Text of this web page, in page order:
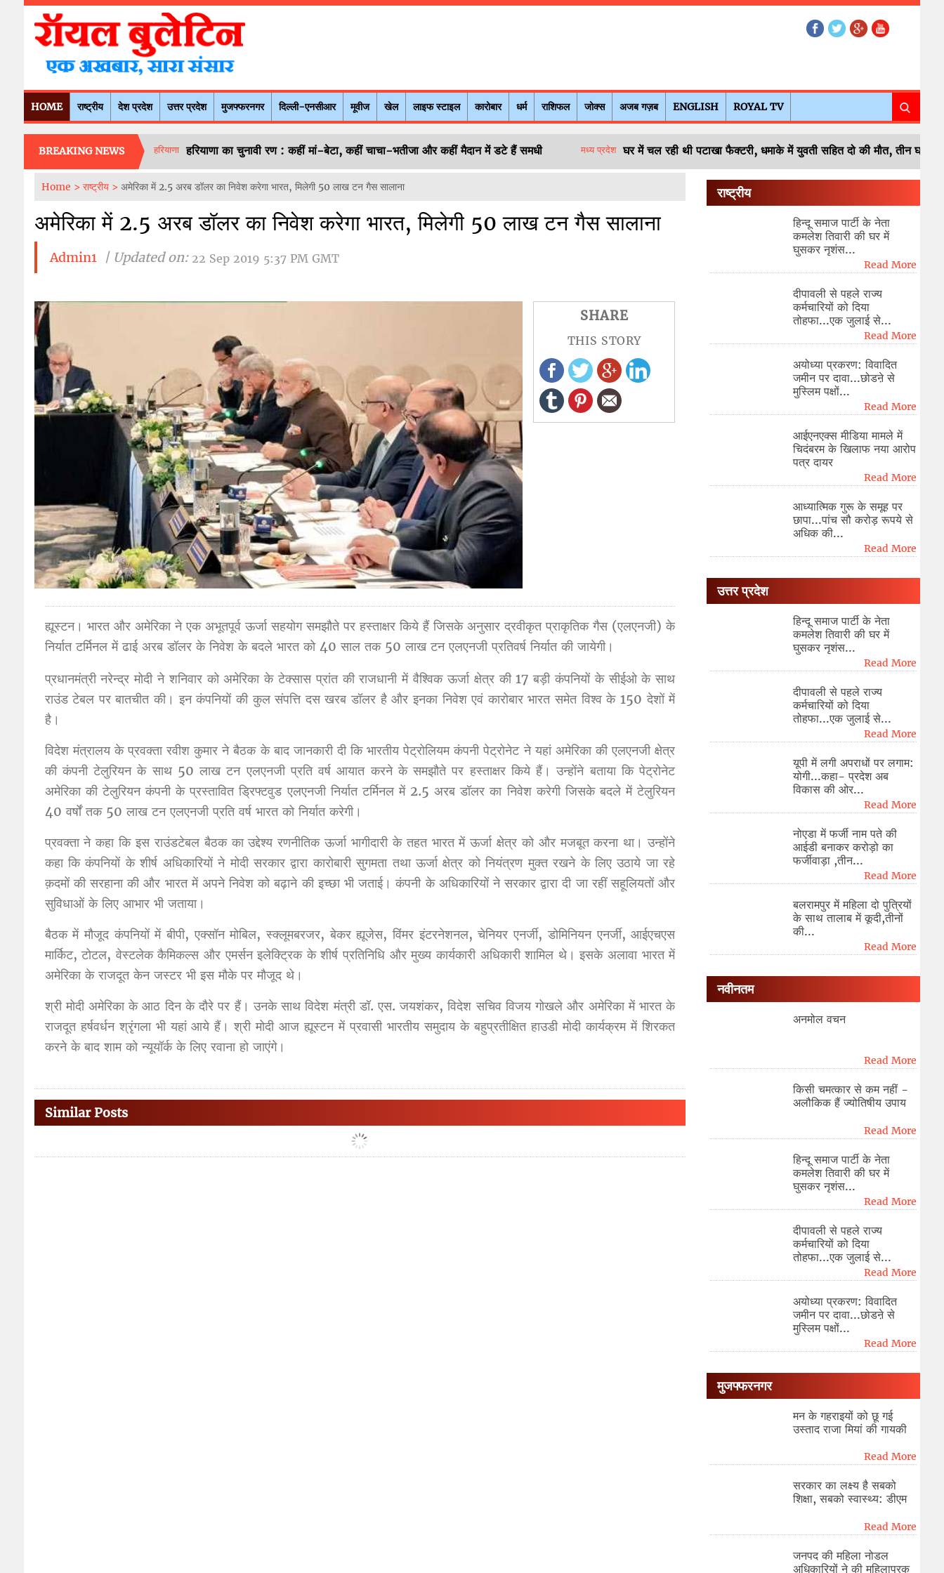
HOME राष्ट्रीय देश प्रदेश उत्तर प्रदेश मुजफ्फरनगर दिल्ली-एनसीआर मूवीज खेल लाइफ स्टाइल कारोबार धर्म राशिफल जोक्स अजब गज़ब ENGLISH ROYAL TV
BREAKING NEWS हरियाणा हरियाणा का चुनावी रण : कहीं मां-बेटा, कहीं चाचा-भतीजा और कहीं मैदान में डटे हैं समधी मध्य प्रदेश घर में चल रही थी पटाखा फैक्टरी, धमाके में युवती सहित दो की मौत, तीन घायल
Home > राष्ट्रीय > अमेरिका में 2.5 अरब डॉलर का निवेश करेगा भारत, मिलेगी 50 लाख टन गैस सालाना
अमेरिका में 2.5 अरब डॉलर का निवेश करेगा भारत, मिलेगी 50 लाख टन गैस सालाना
Admin1 | Updated on: 22 Sep 2019 5:37 PM GMT
SHARE
THIS STORY
ह्यूस्टन। भारत और अमेरिका ने एक अभूतपूर्व ऊर्जा सहयोग समझौते पर हस्ताक्षर किये हैं जिसके अनुसार द्रवीकृत प्राकृतिक गैस (एलएनजी) के
निर्यात टर्मिनल में ढाई अरब डॉलर के निवेश के बदले भारत को 40 साल तक 50 लाख टन एलएनजी प्रतिवर्ष निर्यात की जायेगी।
प्रधानमंत्री नरेन्द्र मोदी ने शनिवार को अमेरिका के टेक्सास प्रांत की राजधानी में वैश्विक ऊर्जा क्षेत्र की 17 बड़ी कंपनियों के सीईओ के साथ
राउंड टेबल पर बातचीत की। इन कंपनियों की कुल संपत्ति दस खरब डॉलर है और इनका निवेश एवं कारोबार भारत समेत विश्व के 150 देशों में
है।
विदेश मंत्रालय के प्रवक्ता रवीश कुमार ने बैठक के बाद जानकारी दी कि भारतीय पेट्रोलियम कंपनी पेट्रोनेट ने यहां अमेरिका की एलएनजी क्षेत्र
की कंपनी टेलुरियन के साथ 50 लाख टन एलएनजी प्रति वर्ष आयात करने के समझौते पर हस्ताक्षर किये हैं। उन्होंने बताया कि पेट्रोनेट
अमेरिका की टेलुरियन कंपनी के प्रस्तावित ड्रिफ्टवुड एलएनजी निर्यात टर्मिनल में 2.5 अरब डॉलर का निवेश करेगी जिसके बदले में टेलुरियन
40 वर्षों तक 50 लाख टन एलएनजी प्रति वर्ष भारत को निर्यात करेगी।
प्रवक्ता ने कहा कि इस राउंडटेबल बैठक का उद्देश्य रणनीतिक ऊर्जा भागीदारी के तहत भारत में ऊर्जा क्षेत्र को और मजबूत करना था। उन्होंने
कहा कि कंपनियों के शीर्ष अधिकारियों ने मोदी सरकार द्वारा कारोबारी सुगमता तथा ऊर्जा क्षेत्र को नियंत्रण मुक्त रखने के लिए उठाये जा रहे
क़दमों की सरहाना की और भारत में अपने निवेश को बढ़ाने की इच्छा भी जताई। कंपनी के अधिकारियों ने सरकार द्वारा दी जा रहीं सहूलियतों और
सुविधाओं के लिए आभार भी जताया।
बैठक में मौजूद कंपनियों में बीपी, एक्सॉन मोबिल, स्क्लूमबरजर, बेकर ह्यूजेस, विंमर इंटरनेशनल, चेनियर एनर्जी, डोमिनियन एनर्जी, आईएचएस
मार्किट, टोटल, वेस्टलेक कैमिकल्स और एमर्सन इलेक्ट्रिक के शीर्ष प्रतिनिधि और मुख्य कार्यकारी अधिकारी शामिल थे। इसके अलावा भारत में
अमेरिका के राजदूत केन जस्टर भी इस मौके पर मौजूद थे।
श्री मोदी अमेरिका के आठ दिन के दौरे पर हैं। उनके साथ विदेश मंत्री डॉ. एस. जयशंकर, विदेश सचिव विजय गोखले और अमेरिका में भारत के
राजदूत हर्षवर्धन श्रृंगला भी यहां आये हैं। श्री मोदी आज ह्यूस्टन में प्रवासी भारतीय समुदाय के बहुप्रतीक्षित हाउडी मोदी कार्यक्रम में शिरकत
करने के बाद शाम को न्यूयॉर्क के लिए रवाना हो जाएंगे।
Similar Posts
राष्ट्रीय
हिन्दू समाज पार्टी के नेता
कमलेश तिवारी की घर में
घुसकर नृशंस...
Read More
दीपावली से पहले राज्य
कर्मचारियों को दिया
तोहफा...एक जुलाई से...
Read More
अयोध्या प्रकरण: विवादित
जमीन पर दावा...छोडऩे से
मुस्लिम पक्षों...
Read More
आईएनएक्स मीडिया मामले में
चिदंबरम के खिलाफ नया आरोप
पत्र दायर
Read More
आध्यात्मिक गुरू के समूह पर
छापा...पांच सौ करोड़ रूपये से
अधिक की...
Read More
उत्तर प्रदेश
हिन्दू समाज पार्टी के नेता
कमलेश तिवारी की घर में
घुसकर नृशंस...
Read More
दीपावली से पहले राज्य
कर्मचारियों को दिया
तोहफा...एक जुलाई से...
Read More
यूपी में लगी अपराधों पर लगाम:
योगी...कहा- प्रदेश अब
विकास की ओर...
Read More
नोएडा में फर्जी नाम पते की
आईडी बनाकर करोड़ो का
फर्जीवाड़ा ,तीन...
Read More
बलरामपुर में महिला दो पुत्रियों
के साथ तालाब में कूदी,तीनों
की...
Read More
नवीनतम
अनमोल वचन
Read More
किसी चमत्कार से कम नहीं -
अलौकिक हैं ज्योतिषीय उपाय
Read More
हिन्दू समाज पार्टी के नेता
कमलेश तिवारी की घर में
घुसकर नृशंस...
Read More
दीपावली से पहले राज्य
कर्मचारियों को दिया
तोहफा...एक जुलाई से...
Read More
अयोध्या प्रकरण: विवादित
जमीन पर दावा...छोडऩे से
मुस्लिम पक्षों...
Read More
मुजफ्फरनगर
मन के गहराइयों को छू गई
उस्ताद राजा मियां की गायकी
Read More
सरकार का लक्ष्य है सबको
शिक्षा, सबको स्वास्थ्य: डीएम
Read More
जनपद की महिला नोडल
अधिकारियों ने की महिलापरक